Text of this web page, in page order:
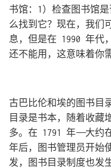
书馆：1）检查图书馆
么找到它？现在，我们
息，但是在 1990 年代
还不能用，这意味着你
古巴比伦和埃的图书目
目录是书本，随着收藏
多。在 1791 年——大约
年后，图书管理员开始
发，图书目录制度也发